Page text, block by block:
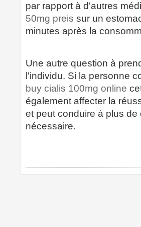
par rapport à d'autres
50mg preis sur un
minutes après la
Une autre question à
l'individu. Si la personne
buy cialis 100mg online
également affecter la
et peut conduire à plus
nécessaire.